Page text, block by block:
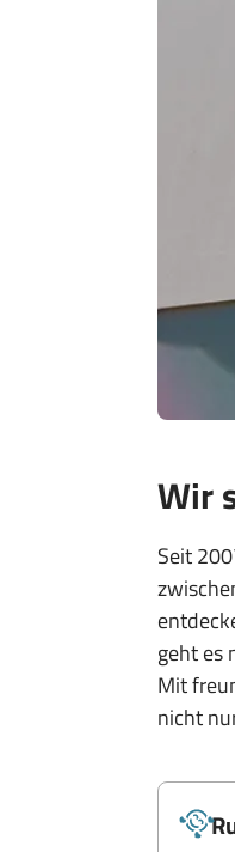
Wir
Seit
geht es
Mit
nicht